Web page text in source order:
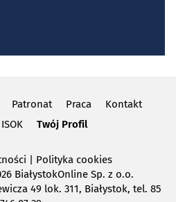
Patronat Praca
Kontakt
ISOK Twój Profil
| Polityka cookies
BiałystokOnline Sp. z o.o.
49 lok. 311, Białystok, tel. 85